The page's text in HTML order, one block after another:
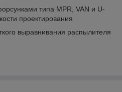
типа MPR, VAN и U-
проектирования
выравнивания распылителя